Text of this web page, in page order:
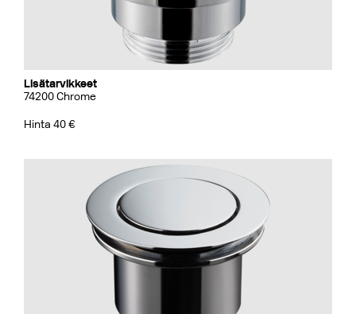
Lisätarvikkeet
74200 Chrome
Hinta 40 €